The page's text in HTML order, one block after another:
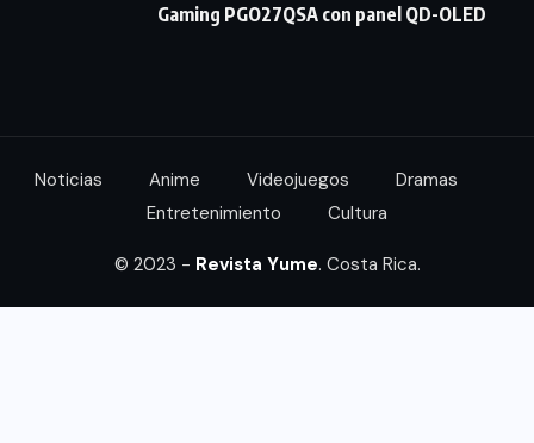
Gaming PGO27QSA con panel QD-OLED
Noticias Anime Videojuegos
Dramas
Entretenimiento
Cultura
© 2023 - Revista Yume. Costa Rica.